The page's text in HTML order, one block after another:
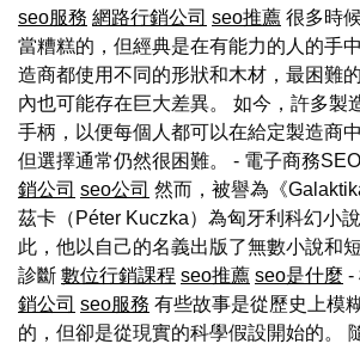
seo服務 網路行銷公司 seo推薦 很多時
當糟糕的，但經典是在有能力的人的手
造商都使用不同的形狀和木材，最困難
內也可能存在巨大差異。 如今，許多製
手柄，以便每個人都可以在給定製造商
但選擇通常仍然很困難。 - 電子商務SEO
銷公司 seo公司 然而，被譽為《
茲卡（Péter Kuczka）為匈牙利科幻小
此，他以自己的名義出版了無數小說和
診斷 數位行銷課程 seo推薦 seo是什麼 -
銷公司 seo服務 有些故事是從歷史上模
的，但卻是從現實的科學假設開始的。